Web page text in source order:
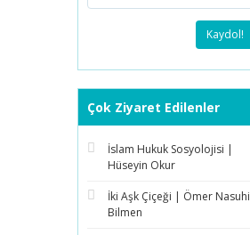
Kaydol!
Çok Ziyaret Edilenler
İslam Hukuk Sosyolojisi |
Hüseyin Okur
İki Aşk Çiçeği | Ömer Nasuhi
Bilmen